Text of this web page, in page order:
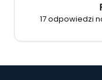
17 odpowiedzi